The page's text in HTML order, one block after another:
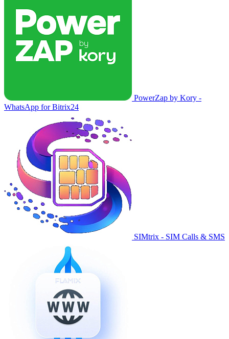
PowerZap by Kory -
WhatsApp for Bitrix24
SIMtrix - SIM Calls & SMS